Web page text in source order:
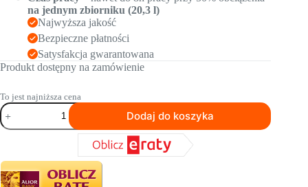
na jednym zbiorniku (20,3 l)
Najwyższa jakość
Bezpieczne płatności
Satysfakcja gwarantowana
Produkt dostępny na zamówienie
To jest najniższa cena
ilość
Agregat
prądotwórczy
F8001iSA
Dodaj do koszyka